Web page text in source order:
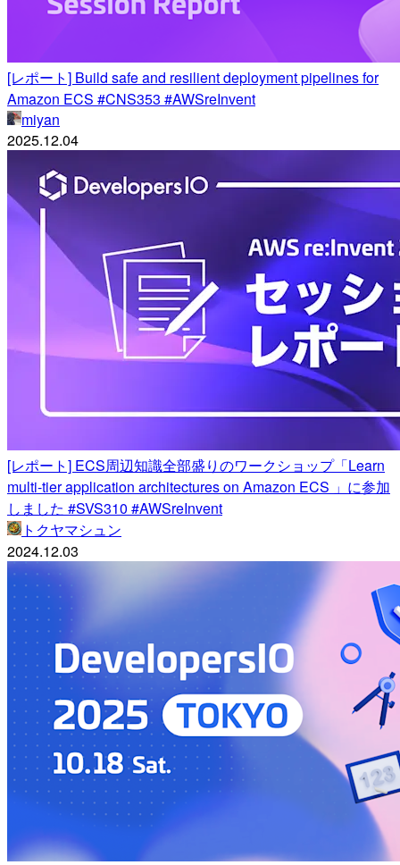
[レポート] Build safe and resilient deployment pipelines for
Amazon ECS #CNS353 #AWSreInvent
miyan
2025.12.04
[レポート] ECS周辺知識全部盛りのワークショップ「Learn
multi-tier application architectures on Amazon ECS 」に参加
しました #SVS310 #AWSreInvent
トクヤマシュン
2024.12.03